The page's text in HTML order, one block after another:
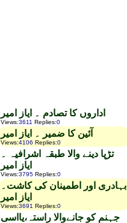
اداروں کا تصادم ۔ ایاز امیر
Views:3611 Replies:0
آئین کا ضمیر ۔ ایاز امیر
Views:4106 Replies:0
تڑپا دینے والا طبقہ اشرافیہ ۔
ایاز امیر
Views:3795 Replies:0
بہادری اور اطمینان کی کاشت۔
ایاز امیر
Views:3691 Replies:0
جہنم کو جانےوالا راستہ،یااسی